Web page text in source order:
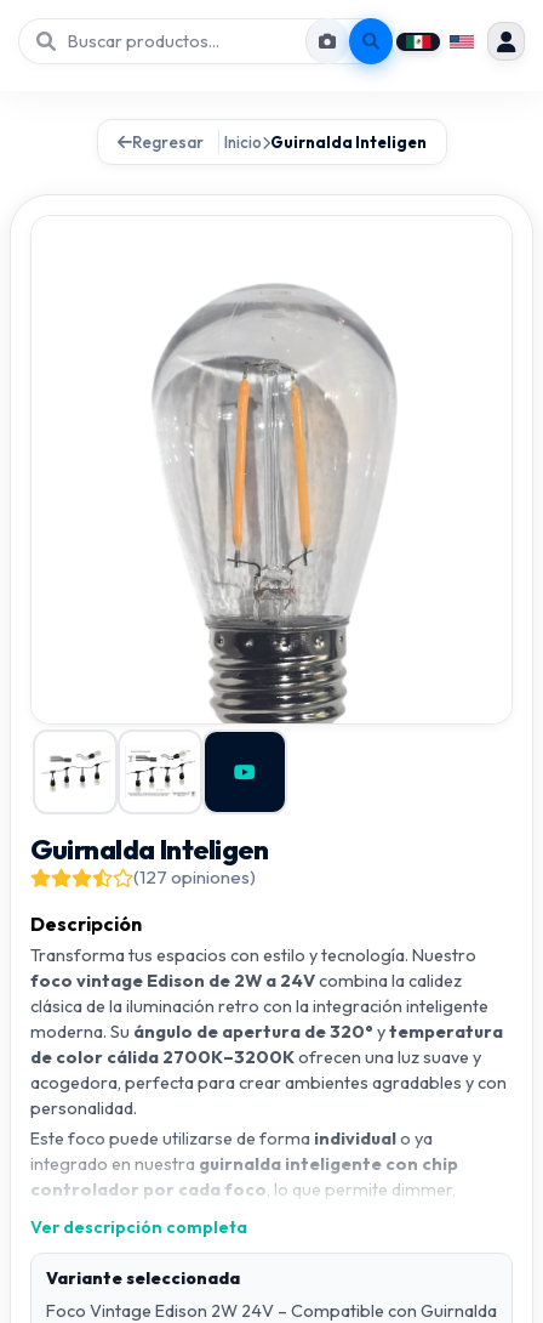
Regresar Inicio Guirnalda Inteligen
Guirnalda Inteligen
(127 opiniones)
Descripción
Transforma tus espacios con estilo y tecnología. Nuestro
foco vintage Edison de 2W a 24Vcombina la calidez
clásica de la iluminación retro con la integración inteligente
moderna. Su ángulo de apertura de 320° ytemperatura
de color cálida 2700K–3200Kofrecen una luz suave y
acogedora, perfecta para crear ambientes agradables y con
personalidad.
Este foco puede utilizarse de forma individualo ya
integrado en nuestra guirnalda inteligente con chip
controlador por cada foco, lo que permite dimmer,
escenas dinámicas y efectos personalizados.
Restaurantes
Terrazas y pérgolas
Ver descripción completa
Variante seleccionada
Foco Vintage Edison 2W 24V – Compatible con Guirnalda